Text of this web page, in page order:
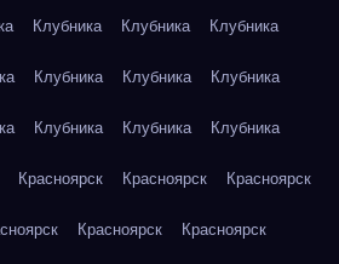
Клубника Клубника Клубника
Клубника Клубника Клубника
Клубника Клубника Клубника
Красноярск Красноярск Красноярск
Красноярск Красноярск